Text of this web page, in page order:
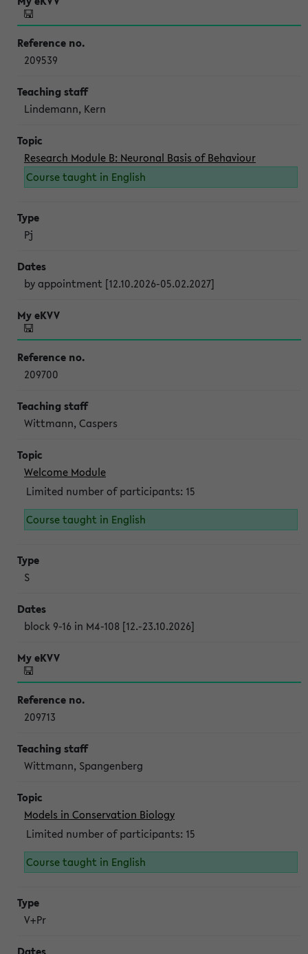
209539
Lindemann, Kern
Research Module B: Neuronal Basis of Behaviour
Course taught in English
Pj
by appointment [12.10.2026-05.02.2027]
209700
Wittmann, Caspers
Welcome Module
Limited number of participants: 15
Course taught in English
S
block 9-16 in M4-108 [12.-23.10.2026]
209713
Wittmann, Spangenberg
Models in Conservation Biology
Limited number of participants: 15
Course taught in English
V+Pr